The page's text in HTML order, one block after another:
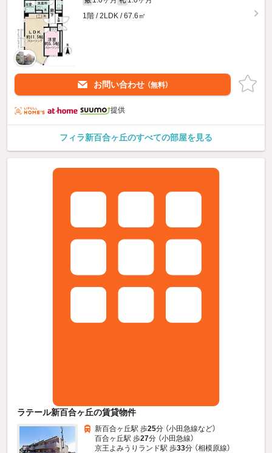
1階 / 2LDK / 67.6㎡
お問い合わせ （無料）
提供
フィラ新百合ヶ丘のすべての部屋を見る
ラテール新百合ヶ丘の賃貸物件
新百合ヶ丘駅 歩25分 （小田急線など）
百合ヶ丘駅 歩27分 （小田急線）
京王よみうりランド駅 歩33分 （相模原線）